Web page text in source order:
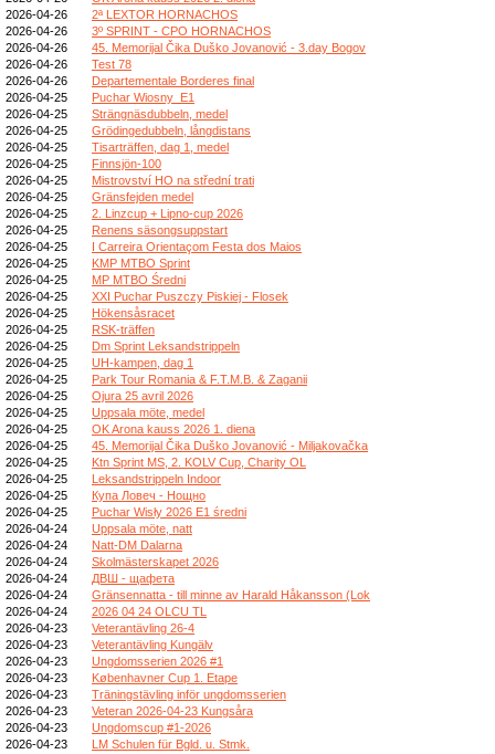
2026-04-26
2ª LEXTOR HORNACHOS
2026-04-26
3º SPRINT - CPO HORNACHOS
2026-04-26
45. Memorijal Čika Duško Jovanović - 3.day Bogov
2026-04-26
Test 78
2026-04-26
Departementale Borderes final
2026-04-25
Puchar Wiosny_E1
2026-04-25
Strängnäsdubbeln, medel
2026-04-25
Grödingedubbeln, långdistans
2026-04-25
Tisarträffen, dag 1, medel
2026-04-25
Finnsjön-100
2026-04-25
Mistrovství HO na střední trati
2026-04-25
Gränsfejden medel
2026-04-25
2. Linzcup + Lipno-cup 2026
2026-04-25
Renens säsongsuppstart
2026-04-25
I Carreira Orientaçom Festa dos Maios
2026-04-25
KMP MTBO Sprint
2026-04-25
MP MTBO Średni
2026-04-25
XXI Puchar Puszczy Piskiej - Flosek
2026-04-25
Hökensåsracet
2026-04-25
RSK-träffen
2026-04-25
Dm Sprint Leksandstrippeln
2026-04-25
UH-kampen, dag 1
2026-04-25
Park Tour Romania & F.T.M.B. & Zaganii
2026-04-25
Ojura 25 avril 2026
2026-04-25
Uppsala möte, medel
2026-04-25
OK Arona kauss 2026 1. diena
2026-04-25
45. Memorijal Čika Duško Jovanović - Miljakovačka
2026-04-25
Ktn Sprint MS, 2. KOLV Cup, Charity OL
2026-04-25
Leksandstrippeln Indoor
2026-04-25
Купа Ловеч - Нощно
2026-04-25
Puchar Wisły 2026 E1 średni
2026-04-24
Uppsala möte, natt
2026-04-24
Natt-DM Dalarna
2026-04-24
Skolmästerskapet 2026
2026-04-24
ДВШ - щафета
2026-04-24
Gränsennatta - till minne av Harald Håkansson (Lok
2026-04-24
2026 04 24 OLCU TL
2026-04-23
Veterantävling 26-4
2026-04-23
Veterantävling Kungälv
2026-04-23
Ungdomsserien 2026 #1
2026-04-23
Københavner Cup 1. Etape
2026-04-23
Träningstävling inför ungdomsserien
2026-04-23
Veteran 2026-04-23 Kungsåra
2026-04-23
Ungdomscup #1-2026
2026-04-23
LM Schulen für Bgld. u. Stmk.